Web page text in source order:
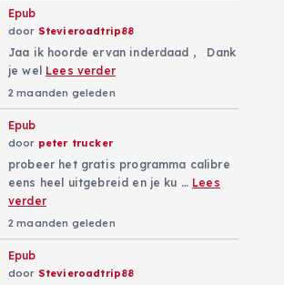
Epub
door Stevieroadtrip88
Jaa ik hoorde ervan inderdaad , Dank
je wel Lees verder
2 maanden geleden
Epub
door peter trucker
probeer het gratis programma calibre
eens heel uitgebreid en je ku … Lees
verder
2 maanden geleden
Epub
door Stevieroadtrip88